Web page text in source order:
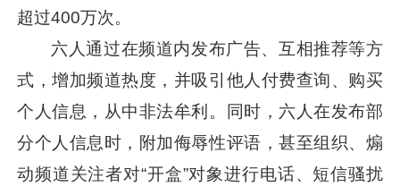
超过400万次。
六人通过在频道内发布广告、互相推荐等方
式，增加频道热度，并吸引他人付费查询、购买
个人信息，从中非法牟利。同时，六人在发布部
分个人信息时，附加侮辱性评语，甚至组织、煽
动频道关注者对“开盒”对象进行电话、短信骚扰